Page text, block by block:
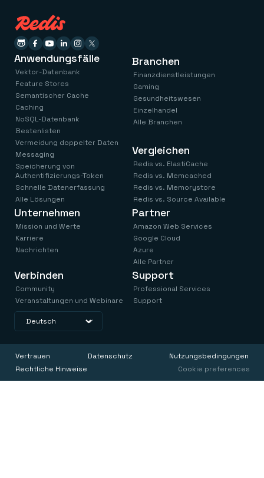
Anwendungsfälle
Vektor-Datenbank
Feature Stores
Semantischer Cache
Caching
NoSQL-Datenbank
Bestenlisten
Vermeidung doppelter Daten
Messaging
Speicherung von
Authentifizierungs-Token
Schnelle Datenerfassung
Alle Lösungen
Branchen
Finanzdienstleistungen
Gaming
Gesundheitswesen
Einzelhandel
Alle Branchen
Vergleichen
Redis vs. ElastiCache
Redis vs. Memcached
Redis vs. Memorystore
Redis vs. Source Available
Unternehmen
Mission und Werte
Karriere
Nachrichten
Verbinden
Community
Veranstaltungen und Webinare
Partner
Amazon Web Services
Google Cloud
Azure
Alle Partner
Support
Professional Services
Support
Vertrauen Datenschutz
Nutzungsbedingungen
Rechtliche Hinweise
Cookie preferences